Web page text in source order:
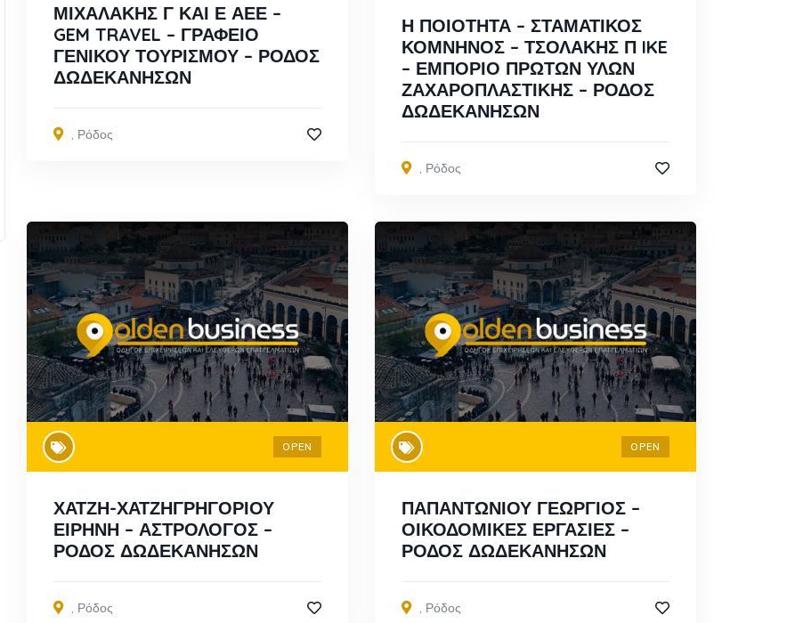
ΜΙΧΑΛΑΚΗΣ Γ ΚΑΙ Ε ΑΕΕ –
GEM TRAVEL – ΓΡΑΦΕΙΟ
ΓΕΝΙΚΟΥ ΤΟΥΡΙΣΜΟΥ – ΡΟΔΟΣ
ΔΩΔΕΚΑΝΗΣΩΝ
, Ρόδος
Η ΠΟΙΟΤΗΤΑ – ΣΤΑΜΑΤΙΚΟΣ
ΚΟΜΝΗΝΟΣ – ΤΣΟΛΑΚΗΣ Π IKE
– ΕΜΠΟΡΙΟ ΠΡΩΤΩΝ ΥΛΩΝ
ΖΑΧΑΡΟΠΛΑΣΤΙΚΗΣ – ΡΟΔΟΣ
ΔΩΔΕΚΑΝΗΣΩΝ
, Ρόδος
OPEN
ΧΑΤΖΗ-ΧΑΤΖΗΓΡΗΓΟΡΙΟΥ
ΕΙΡΗΝΗ – ΑΣΤΡΟΛΟΓΟΣ –
ΡΟΔΟΣ ΔΩΔΕΚΑΝΗΣΩΝ
, Ρόδος
OPEN
ΠΑΠΑΝΤΩΝΙΟΥ ΓΕΩΡΓΙΟΣ –
ΟΙΚΟΔΟΜΙΚΕΣ ΕΡΓΑΣΙΕΣ –
ΡΟΔΟΣ ΔΩΔΕΚΑΝΗΣΩΝ
, Ρόδος